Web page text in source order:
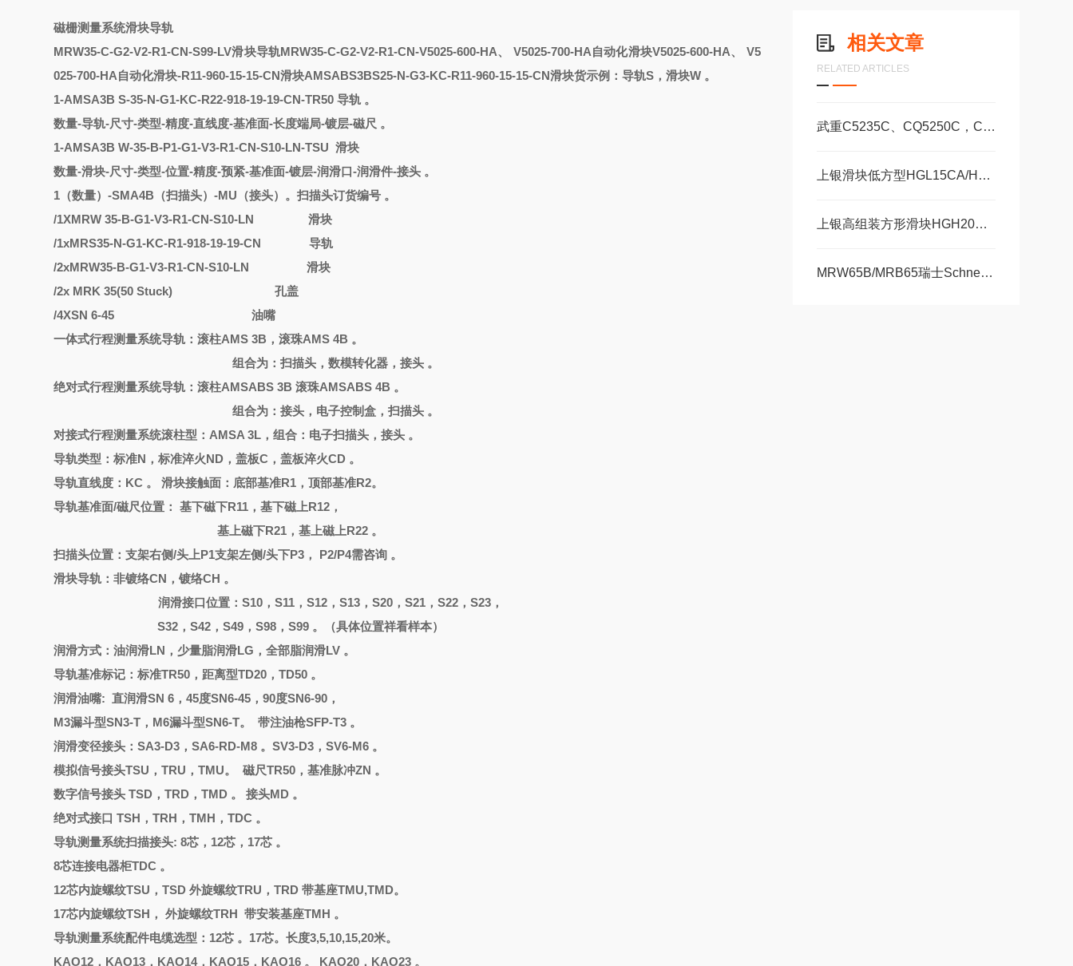
相关文章
RELATED ARTICLES
武重C5235C、CQ5250C，C5250数控立式车床直线运动滑块WEH35CA/WEW35CC
上银滑块低方型HGL15CA/HA，HGL25CA/HA
上银高组装方形滑块HGH20CA、HGH25CA
MRW65B/MRB65瑞士Schneeberger施耐博格滑块 导轨
磁栅测量系统滑块导轨
MRW35-C-G2-V2-R1-CN-S99-LV滑块导轨MRW35-C-G2-V2-R1-CN-V5025-600-HA、 V5025-700-HA自动化滑块V5025-600-HA、 V5
025-700-HA自动化滑块-R11-960-15-15-CN滑块AMSABS3BS25-N-G3-KC-R11-960-15-15-CN滑块货示例：导轨S，滑块W 。
1-AMSA3B S-35-N-G1-KC-R22-918-19-19-CN-TR50 导轨 。
数量-导轨-尺寸-类型-精度-直线度-基准面-长度端局-镀层-磁尺 。
1-AMSA3B W-35-B-P1-G1-V3-R1-CN-S10-LN-TSU 滑块
数量-滑块-尺寸-类型-位置-精度-预紧-基准面-镀层-润滑口-润滑件-接头 。
1（数量）-SMA4B（扫描头）-MU（接头）。扫描头订货编号 。
/1XMRW 35-B-G1-V3-R1-CN-S10-LN
滑块
/1xMRS35-N-G1-KC-R1-918-19-19-CN
导轨
/2xMRW35-B-G1-V3-R1-CN-S10-LN
滑块
/2x MRK 35(50 Stuck)
孔盖
/4XSN 6-45
油嘴
一体式行程测量系统导轨：滚柱AMS 3B，滚珠AMS 4B 。
组合为：扫描头，数模转化器，接头 。
绝对式行程测量系统导轨：滚柱AMSABS 3B 滚珠AMSABS 4B 。
组合为：接头，电子控制盒，扫描头 。
对接式行程测量系统滚柱型： AMSA 3L，组合：电子扫描头，接头 。
导轨类型：标准N，标准淬火ND，盖板C，盖板淬火CD 。
导轨直线度： KC 。 滑块接触面：底部基准R1，顶部基准R2。
导轨基准面/磁尺位置： 基下磁下R11，基下磁上R12，
基上磁下R21，基上磁上R22 。
扫描头位置：支架右侧/头上P1支架左侧/头下P3， P2/P4需咨询 。
滑块导轨：非镀络CN ，镀络CH 。
润滑接口位置：S10，S11，S12，S13，S20，S21，S22，S23，
S32，S42，S49，S98，S99 。（具体位置祥看样本）
润滑方式：油润滑LN，少量脂润滑LG，全部脂润滑LV 。
导轨基准标记：标准TR50，距离型TD20，TD50 。
润滑油嘴: 直润滑SN 6 ，45度SN6-45，90度SN6-90，
M3漏斗型SN3-T，M6漏斗型SN6-T。 带注油枪SFP-T3 。
润滑变径接头：SA3-D3，SA6-RD-M8 。SV3-D3，SV6-M6 。
模拟信号接头TSU，TRU，TMU。 磁尺TR50，基准脉冲ZN 。
数字信号接头 TSD，TRD，TMD 。 接头MD 。
绝对式接口 TSH，TRH，TMH，TDC 。
导轨测量系统扫描接头: 8芯，12芯，17芯 。
8芯连接电器柜TDC 。
12芯内旋螺纹TSU，TSD 外旋螺纹TRU，TRD 带基座TMU,TMD。
17芯内旋螺纹TSH， 外旋螺纹TRH 带安装基座TMH 。
导轨测量系统配件电缆选型： 12芯 。17芯。长度3,5,10,15,20米。
KAO12，KAO13，KAO14，KAO15，KAO16 。 KAO20，KAO23 。